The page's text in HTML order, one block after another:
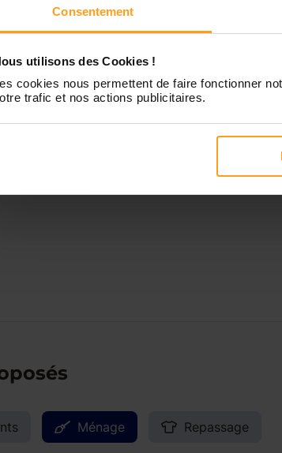
Consentement
utilisons des Cookies !
cookies nous permettent de faire fonctionner
trafic et nos actions publicitaires.
Vous souhaitez connaître
disponibilités de Celia ?
Ménage Repassage